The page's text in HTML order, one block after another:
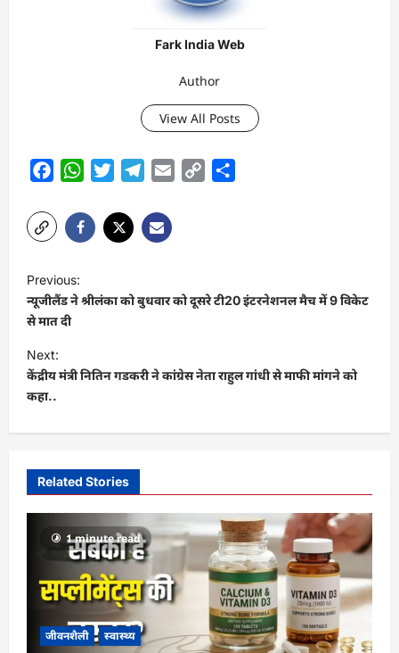
Fark India Web
Author
View All Posts
FacebookWhatsAppTwitterTelegram
Email
Copy
o
s
t
n
a
v
g
a
Previous:
न्‍यूजीलैंड ने श्रीलंका को बुधवार को दूसरे टी20 इंटरनेशनल मैच में 9 विकेट
से मात दी
Next:
केंद्रीय मंत्री नितिन गडकरी ने कांग्रेस नेता राहुल गांधी से माफी मांगने को
कहा..
Related Stories
1 minute read
जीवनशैली स्वास्थ्य